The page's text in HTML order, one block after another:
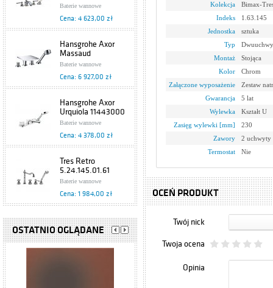
Baterie wannowe
Cena: 4 623,00 zł
Hansgrohe Axor
Massaud
18453000
Baterie wannowe
Cena: 6 927,00 zł
Hansgrohe Axor
Urquiola 11443000
Baterie wannowe
Cena: 4 378,00 zł
Tres Retro
5.24.145.01.61
Baterie wannowe
Cena: 1 984,00 zł
TRES Cub 1.87.150
Baterie wannowe
Cena: 1 360,00 zł
OSTATNIO OGLĄDANE
Kolekcja
Bimax-
Indeks
1.63.145
Jednostka
sztuka
Typ
Montaż
Stojąca
Kolor
Chrom
Załączone wyposażenie
Zestaw
Gwarancja
5 lat
Wylewka
Kształt U
Zasięg wylewki [mm]
230
Zawory
2 uchwyty
Termostat
Nie
OCEŃ PRODUKT
Twój nick
Twoja ocena
Opinia